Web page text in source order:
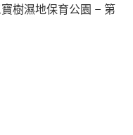
樹濕地保育公園 – 第